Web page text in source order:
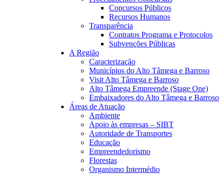
Concursos Públicos
Recursos Humanos
Transparência
Contratos Programa e Protocolos
Subvenções Públicas
A Região
Caracterização
Municípios do Alto Tâmega e Barroso
Visit Alto Tâmega e Barroso
Alto Tâmega Empreende (Stage One)
Embaixadores do Alto Tâmega e Barroso
Áreas de Atuação
Ambiente
Apoio às empresas – SIBT
Autoridade de Transportes
Educação
Empreendedorismo
Florestas
Organismo Intermédio